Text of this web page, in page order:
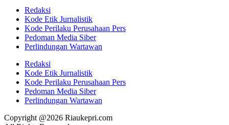
Redaksi
Kode Etik Jurnalistik
Kode Perilaku Perusahaan Pers
Pedoman Media Siber
Perlindungan Wartawan
Redaksi
Kode Etik Jurnalistik
Kode Perilaku Perusahaan Pers
Pedoman Media Siber
Perlindungan Wartawan
Copyright @2026 Riaukepri.com